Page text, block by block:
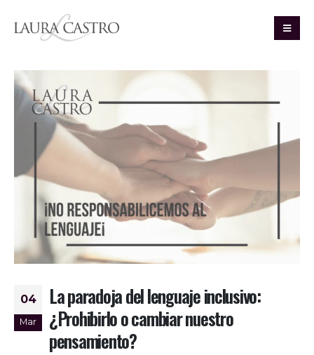
04
Mar
La paradoja del lenguaje inclusivo:
¿Prohibirlo o cambiar nuestro
pensamiento?